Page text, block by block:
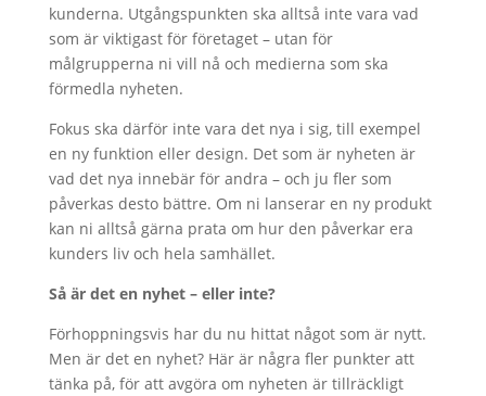
kunderna. Utgångspunkten ska alltså inte vara vad
som är viktigast för företaget – utan för
målgrupperna ni vill nå och medierna som ska
förmedla nyheten.
Fokus ska därför inte vara det nya i sig, till exempel
en ny funktion eller design. Det som är nyheten är
vad det nya innebär för andra – och ju fler som
påverkas desto bättre. Om ni lanserar en ny produkt
kan ni alltså gärna prata om hur den påverkar era
kunders liv och hela samhället.
Så är det en nyhet – eller inte?
Förhoppningsvis har du nu hittat något som är nytt.
Men är det en nyhet? Här är några fler punkter att
tänka på, för att avgöra om nyheten är tillräckligt